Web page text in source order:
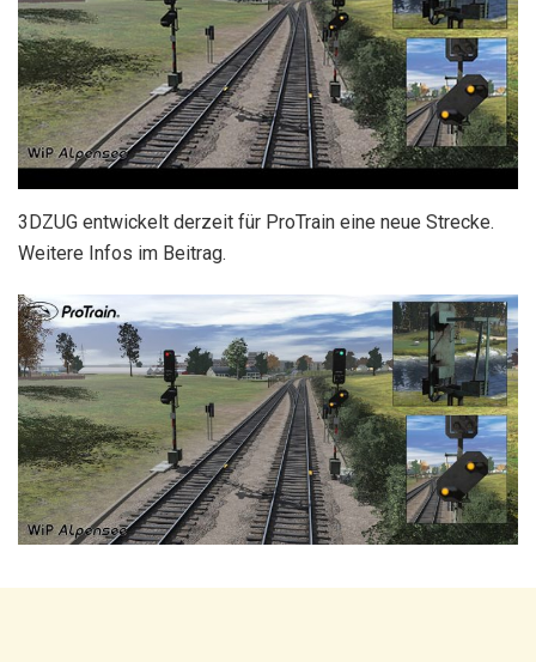
3DZUG entwickelt derzeit für ProTrain eine neue Strecke.
Weitere Infos im Beitrag.